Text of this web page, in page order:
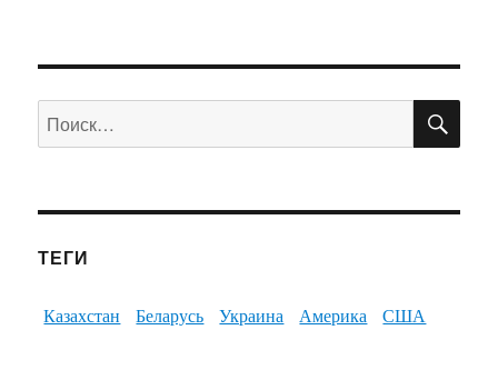
Искать:
ТЕГИ
Казахстан Беларусь Украина Америка США